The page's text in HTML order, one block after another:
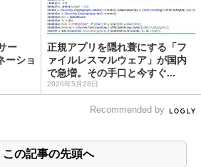
ー
ーショ
正規アプリを隠れ蓑にする「フ
ァイルレスマルウェア」が国内
で急増。その手口と今すぐ...
2026年5月28日
Recommended by
この記事の先頭へ